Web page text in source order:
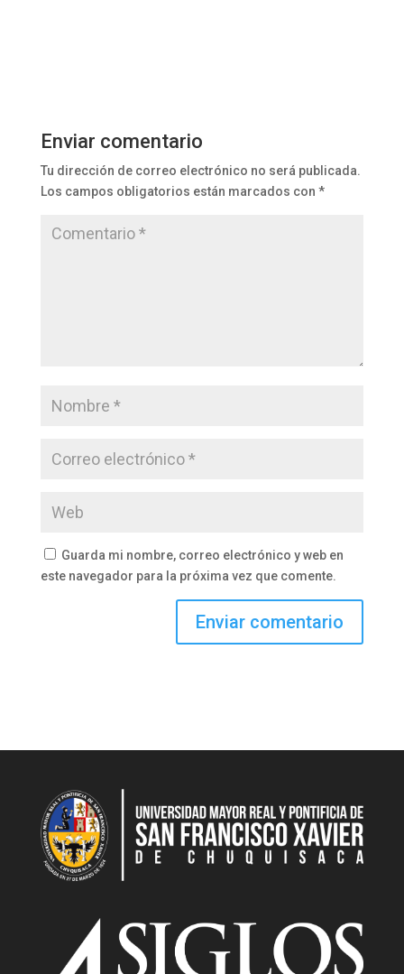
Enviar comentario
Tu dirección de correo electrónico no será publicada.
Los campos obligatorios están marcados con *
Guarda mi nombre, correo electrónico y web en
este navegador para la próxima vez que comente.